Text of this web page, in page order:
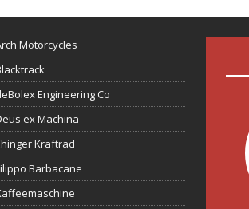
Motorcycles
Engineering Co
ex Machina
Kraftrad
Barbacane